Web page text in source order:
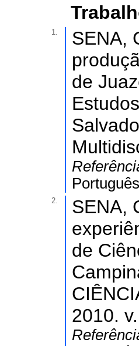
1.
SENA,
de
Português
2.
SENA,
de
2010.